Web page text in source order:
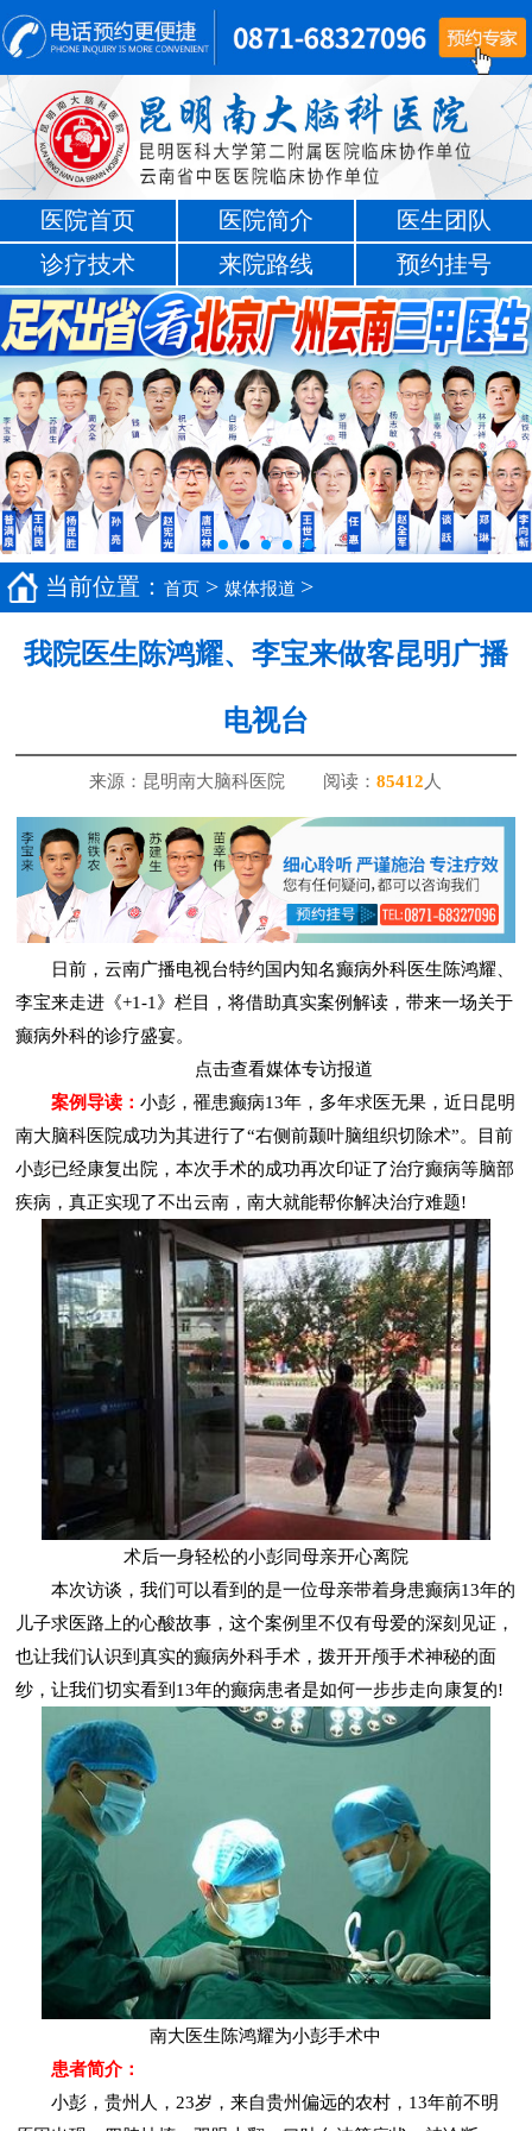
医院首页 医院简介
医生团队
诊疗技术
来院路线 预约挂号
当前位置：首页 >媒体报道 >
我院医生陈鸿耀、李宝来做客昆明广播
电视台
来源：昆明南大脑科医院 阅读：85412人
日前，云南广播电视台特约国内知名癫病外科医生陈鸿耀、
李宝来走进《+1-1》栏目，将借助真实案例解读，带来一场关于
癫病外科的诊疗盛宴。
点击查看媒体专访报道
案例导读：小彭，罹患癫病13年，多年求医无果，近日昆明
南大脑科医院成功为其进行了“右侧前颞叶脑组织切除术”。目前
小彭已经康复出院，本次手术的成功再次印证了治疗癫病等脑部
疾病，真正实现了不出云南，南大就能帮你解决治疗难题!
术后一身轻松的小彭同母亲开心离院
本次访谈，我们可以看到的是一位母亲带着身患癫病13年的
儿子求医路上的心酸故事，这个案例里不仅有母爱的深刻见证，
也让我们认识到真实的癫病外科手术，拨开开颅手术神秘的面
纱，让我们切实看到13年的癫病患者是如何一步步走向康复的!
南大医生陈鸿耀为小彭手术中
患者简介：
小彭，贵州人，23岁，来自贵州偏远的农村，13年前不明